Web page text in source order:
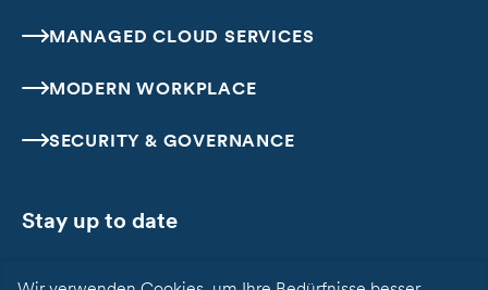
MANAGED CLOUD SERVICES
MODERN WORKPLACE
SECURITY & GOVERNANCE
Stay up to date